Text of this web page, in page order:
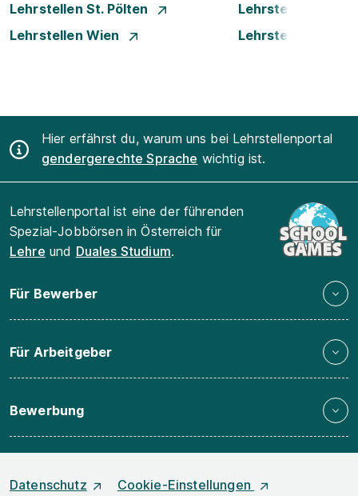
Lehrstellen St. Pölten
Lehrstellen Steyr
Lehrstellen Wien
Lehrstellen
Hier erfährst du, warum uns bei Lehrstellenportal
gendergerechte Sprache wichtig ist.
Lehrstellenportal ist eine der führenden
Spezial-Jobbörsen in Österreich für
Lehre und Duales Studium.
Für Bewerber
Für Arbeitgeber
Bewerbung
Datenschutz Cookie-Einstellungen